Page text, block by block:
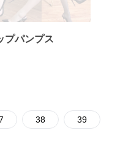
プパンプス
38 39